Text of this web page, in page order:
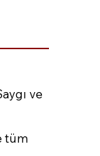
ve
tüm